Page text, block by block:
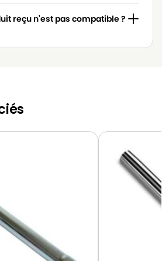
reçu n'est pas compatible ?